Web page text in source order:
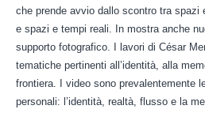
che prende avvio dallo scontro tra spazi
e spazi e tempi reali. In mostra anche
supporto fotografico. I lavori di César
tematiche pertinenti all’identità, alla
frontiera. I video sono prevalentemente
personali: l’identità, realtà, flusso e la